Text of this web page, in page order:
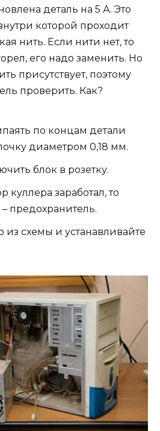
деталь на 5 А. Это
которой проходит
нить. Если нити нет, то
его надо заменить. Но
присутствует, поэтому
проверить. Как?
по концам детали
диаметром 0,18 мм.
блок в розетку.
куллера заработал, то
предохранитель.
из схемы и устанавливайте